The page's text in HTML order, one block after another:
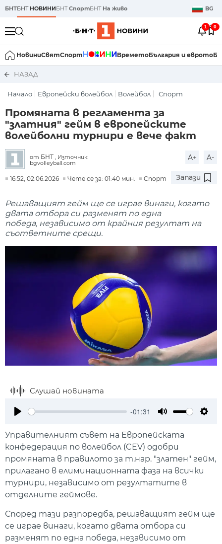
БНТБНТ НОВИНИБНТСпортБНТ На живо BG
1 0
НовиниСвятСпорт ВреметоБългария и еврото
НАЗАД
Начало Европейски волейбол Волейбол Спорт
Промяната в регламента за
"златния" гейм в европейските
волейболни турнири е вече факт
от БНТ , Източник:
bgvolleyball.com
A+ A-
16:52, 02.06.2026 Чете се за: 01:40 мин. Спорт Запази
Решаващият гейм ще се играе винаги, когато
двата отбора си разменят по една
победа, независимо от крайния резултат на
съответните срещи.
Слушай новината
-01:31
Управителният съвет на Европейската
конфедерация по волейбол (CEV) одобри
промяната в правилото за т.нар. "златен" гейм,
прилагано в елиминационната фаза на всички
турнири, независимо от резултатите в
отделните геймове.
Според тази разпоредба, решаващият гейм ще
се играе винаги, когато двата отбора си
разменят по една победа, независимо от